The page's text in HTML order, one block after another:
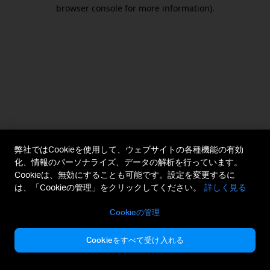
browser console for more information).
弊社ではCookieを使用して、ウェブサイトの各種機能の有効
化、情報のパーソナライズ、データの解析を行っています。
Cookieは、無効にすることも可能です。設定を変更するに
は、「Cookieの管理」をクリックしてください。
詳しく見る
Cookieの管理
Cookieをすべて受け入れる